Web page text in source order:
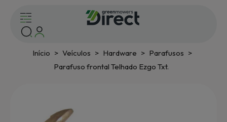
Início Veículos Hardware
Parafusos
Parafuso frontal Telhado Ezgo Txt.